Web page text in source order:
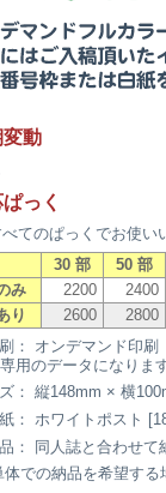
動
っく
べてのぱっくでお使い
30 部
50 部
み
2200 2400
り
2600 2800
： オンデマンド印刷
用のデータになります
： 縦148mm × 横
： ホワイトポスト
同人誌と合わせて
での納品を希望する